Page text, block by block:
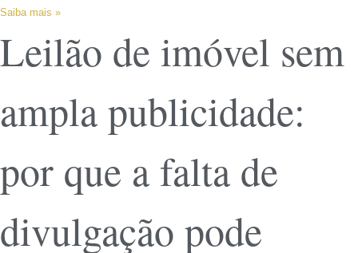
Saiba mais »
Leilão de imóvel sem
ampla publicidade:
por que a falta de
divulgação pode